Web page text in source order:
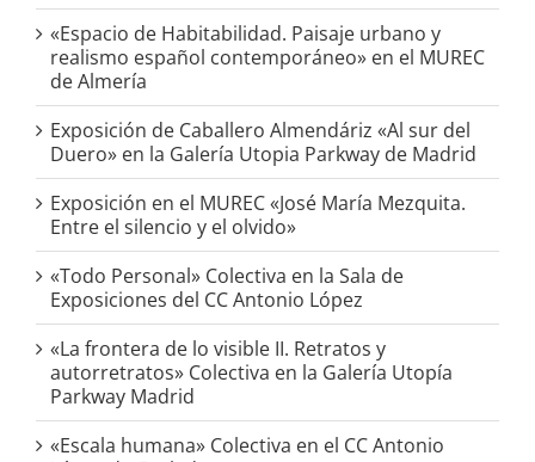
«Espacio de Habitabilidad. Paisaje urbano y
realismo español contemporáneo» en el MUREC
de Almería
Exposición de Caballero Almendáriz «Al sur del
Duero» en la Galería Utopia Parkway de Madrid
Exposición en el MUREC «José María Mezquita.
Entre el silencio y el olvido»
«Todo Personal» Colectiva en la Sala de
Exposiciones del CC Antonio López
«La frontera de lo visible II. Retratos y
autorretratos» Colectiva en la Galería Utopía
Parkway Madrid
«Escala humana» Colectiva en el CC Antonio